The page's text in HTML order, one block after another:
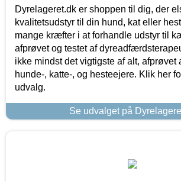
Dyrelageret.dk er shoppen til dig, der
kvalitetsudstyr til din hund, kat eller
mange kræfter i at forhandle udstyr til
afprøvet og testet af
ikke mindst det vigtigste af alt, afprøvet
hunde-, katte-, og hesteejere. Klik her
udvalg.
Se udvalget på